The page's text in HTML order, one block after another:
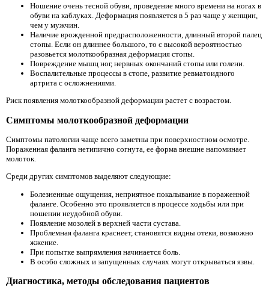
Ношение очень тесной обуви, проведение много времени на ногах в
обуви на каблуках. Деформация появляется в 5 раз чаще у женщин,
чем у мужчин.
Наличие врожденной предрасположенности, длинный второй палец
стопы. Если он длиннее большого, то с высокой вероятностью
разовьется молоткообразная деформация стопы.
Повреждение мышц ног, нервных окончаний стопы или голени.
Воспалительные процессы в стопе, развитие ревматоидного
артрита с осложнениями.
Риск появления молоткообразной деформации растет с возрастом.
Симптомы молоткообразной деформации
Симптомы патологии чаще всего заметны при поверхностном осмотре.
Пораженная фаланга нетипично согнута, ее форма внешне напоминает
молоток.
Среди других симптомов выделяют следующие:
Болезненные ощущения, неприятное покалывание в пораженной
фаланге. Особенно это проявляется в процессе ходьбы или при
ношении неудобной обуви.
Появление мозолей в верхней части сустава.
Проблемная фаланга краснеет, становятся видны отеки, возможно
жжение.
При попытке выпрямления начинается боль.
В особо сложных и запущенных случаях могут открываться язвы.
Диагностика, методы обследования пациентов